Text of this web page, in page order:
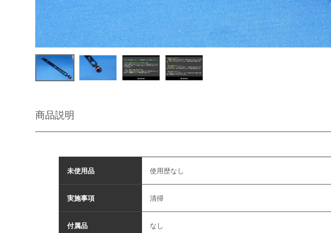
商品説明
未使用品 使用歴なし
実施事項 清掃
付属品 なし